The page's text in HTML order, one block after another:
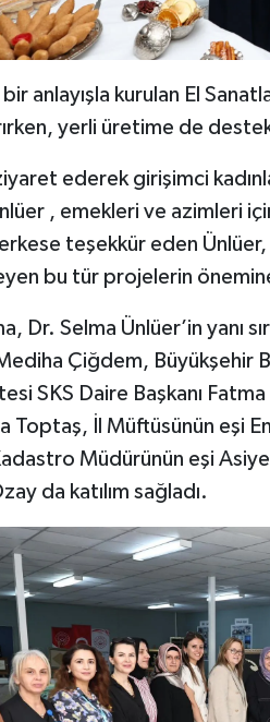
anlayışla kurulan El
yerli üretime de
ederek girişimci
, emekleri ve azimleri
teşekkür eden Ünlüer,
bu tür projelerin
Dr. Selma Ünlüer’in yanı
Çiğdem, Büyükşehir
SKS Daire Başkanı
Toptaş, İl Müftüsünün eşi
Müdürünün eşi
da katılım sağladı.